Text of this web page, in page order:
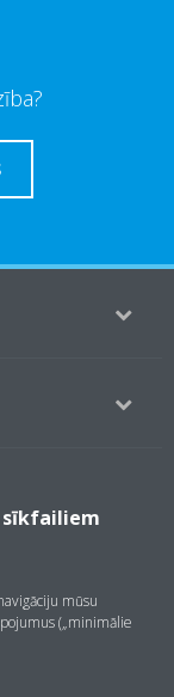
sīkfailiem
mūsu
(„minimālie